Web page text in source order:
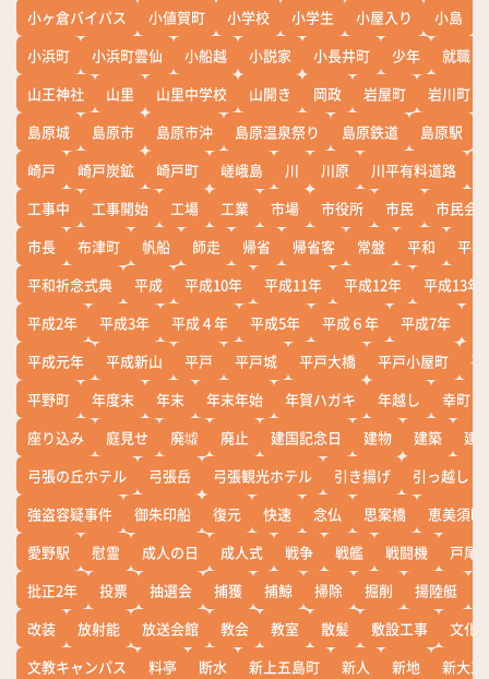
小ヶ倉バイパス 小値賀町 小学校 小学生 小屋入り 小島
小浜町
小浜町雲仙 小船越 小説家 小長井町 少年
就職
山王神社
山里 山里中学校 山開き 岡政 岩屋町
岩川町
島原城
島原市 島原市沖 島原温泉祭り 島原鉄道 島原駅
崎戸
崎戸炭鉱 崎戸町 嵯峨島 川 川原 川平有料道路
工事中
工事開始 工場 工業 市場 市役所 市民
市民会
市長
布津町 帆船 師走 帰省 帰省客 常盤 平和
平
平和祈念式典
平成 平成10年 平成11年 平成12年
平成13年
平成2年
平成3年 平成４年 平成5年 平成６年 平成7年
平成元年
平成新山 平戸 平戸城 平戸大橋 平戸小屋町
平
平野町
年度末 年末 年末年始 年賀ハガキ 年越し
幸町
座り込み
庭見せ 廃墟 廃止 建国記念日 建物 建築
建
弓張の丘ホテル
弓張岳 弓張観光ホテル 引き揚げ
引っ越し
強盗容疑事件
御朱印船 復元 快速 念仏 思案橋
恵美須町
愛野駅
慰霊 成人の日 成人式 戦争 戦艦 戦闘機
戸尾
批正2年
投票 抽選会 捕獲 捕鯨 掃除 掘削 揚陸艇
改装
放射能 放送会館 教会 教室 散髪 敷設工事
文化
文教キャンパス
料亭 断水 新上五島町 新人 新地
新大工